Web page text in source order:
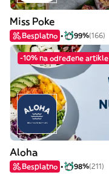
Miss Poke
Besplatno 99%(166)
-10% na određene artikle
Aloha
Besplatno 98%(211)